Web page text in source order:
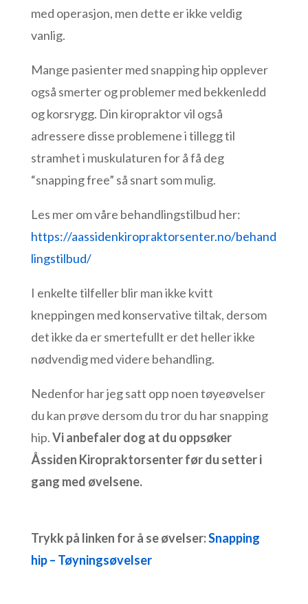
med operasjon, men dette er ikke veldig
vanlig.
Mange pasienter med snapping hip opplever
også smerter og problemer med bekkenledd
og korsrygg. Din kiropraktor vil også
adressere disse problemene i tillegg til
stramhet i muskulaturen for å få deg
“snapping free” så snart som mulig.
Les mer om våre behandlingstilbud her:
https://aassidenkiropraktorsenter.no/behand
lingstilbud/
I enkelte tilfeller blir man ikke kvitt
kneppingen med konservative tiltak, dersom
det ikke da er smertefullt er det heller ikke
nødvendig med videre behandling.
Nedenfor har jeg satt opp noen tøyeøvelser
du kan prøve dersom du tror du har snapping
hip.Vi anbefaler dog at du oppsøker
Åssiden Kiropraktorsenter før du setter i
gang med øvelsene.
Trykk på linken for å se øvelser:Snapping
hip – Tøyningsøvelser